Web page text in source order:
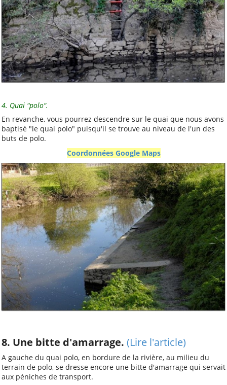
4. Quai "polo".
En revanche, vous pourrez descendre sur le quai que nous avons
baptisé "le quai polo" puisqu'il se trouve au niveau de l'un des
buts de polo.
Coordonnées Google Maps
8. Une bitte d'amarrage. (Lire l'article)
A gauche du quai polo, en bordure de la rivière, au milieu du
terrain de polo, se dresse encore une bitte d'amarrage qui servait
aux péniches de transport.